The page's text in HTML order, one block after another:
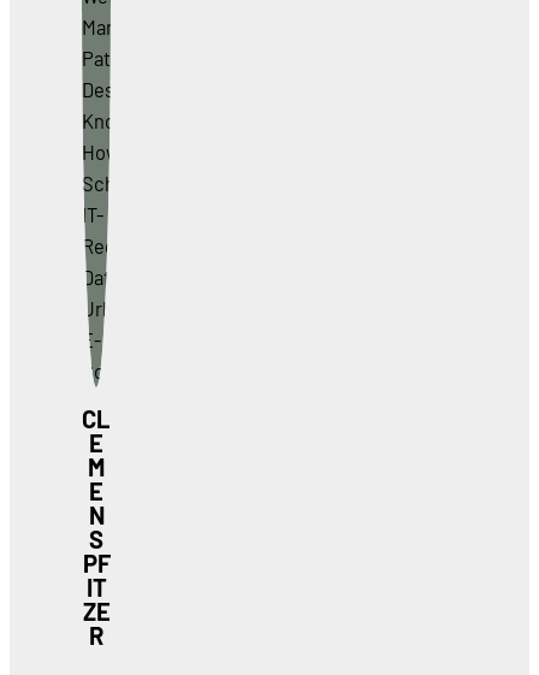
CL
E
M
E
N
S
PF
IT
ZE
R